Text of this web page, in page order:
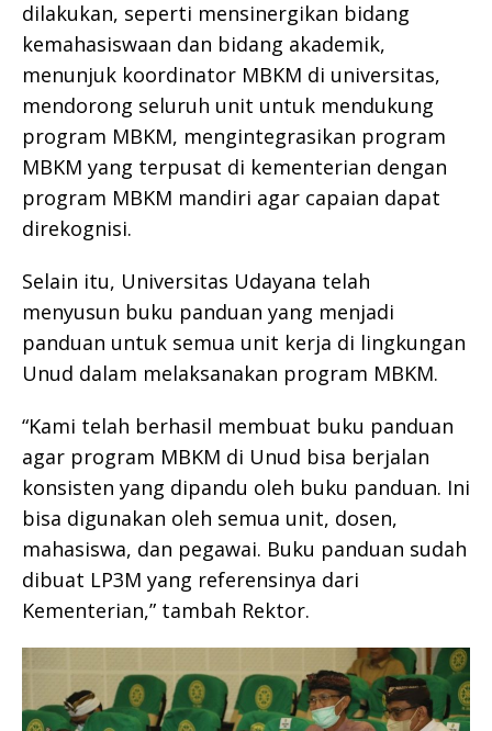
dilakukan, seperti mensinergikan bidang
kemahasiswaan dan bidang akademik,
menunjuk koordinator MBKM di universitas,
mendorong seluruh unit untuk mendukung
program MBKM, mengintegrasikan program
MBKM yang terpusat di kementerian dengan
program MBKM mandiri agar capaian dapat
direkognisi.
Selain itu, Universitas Udayana telah
menyusun buku panduan yang menjadi
panduan untuk semua unit kerja di lingkungan
Unud dalam melaksanakan program MBKM.
“Kami telah berhasil membuat buku panduan
agar program MBKM di Unud bisa berjalan
konsisten yang dipandu oleh buku panduan. Ini
bisa digunakan oleh semua unit, dosen,
mahasiswa, dan pegawai. Buku panduan sudah
dibuat LP3M yang referensinya dari
Kementerian,” tambah Rektor.